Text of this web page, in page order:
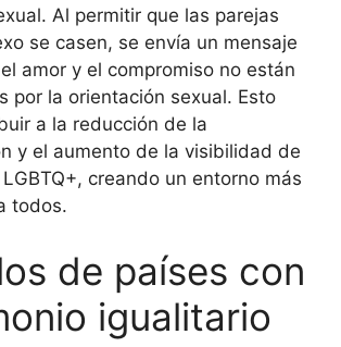
Al permitir que las parejas
se casen, se envía un mensaje
amor y el compromiso no están
por la orientación sexual. Esto
a la reducción de la
y el aumento de la visibilidad de
creando un entorno más
todos.
de países con
igualitario